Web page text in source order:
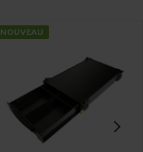
NOUVEAU